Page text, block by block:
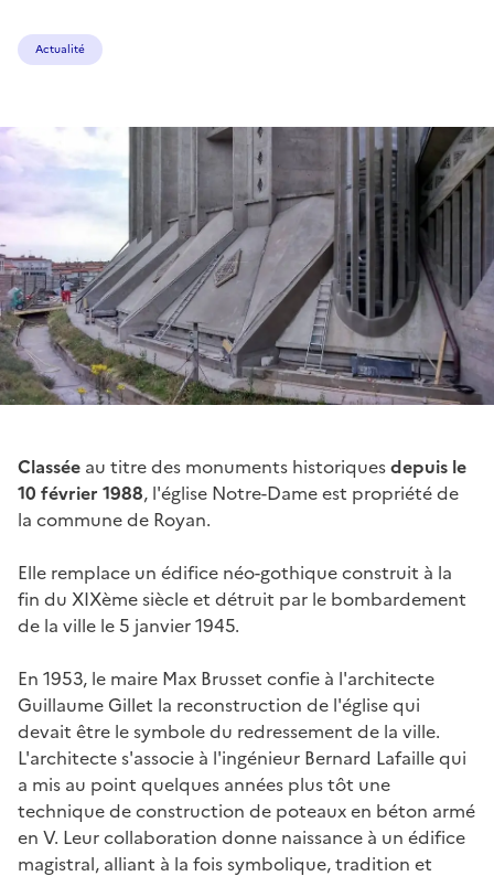
Actualité
Classée au titre des monuments historiquesdepuis le
10 février 1988, l'église Notre-Dame est propriété de
la commune de Royan.
Elle remplace un édifice néo-gothique construit à la
fin du XIXème siècle et détruit par le bombardement
de la ville le 5 janvier 1945.
En 1953, le maire Max Brusset confie à l'architecte
Guillaume Gillet la reconstruction de l'église qui
devait être le symbole du redressement de la ville.
L'architecte s'associe à l'ingénieur Bernard Lafaille qui
a mis au point quelques années plus tôt une
technique de construction de poteaux en béton armé
en V. Leur collaboration donne naissance à un édifice
magistral, alliant à la fois symbolique, tradition et